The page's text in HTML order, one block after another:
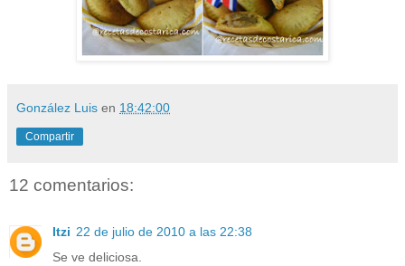
González Luis en 18:42:00
Compartir
12 comentarios:
Itzi 22 de julio de 2010 a las 22:38
Se ve deliciosa.